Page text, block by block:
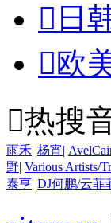
 日
欧
热搜
雨禾| 杨宵|
野| Various Artists/
泰亨| DJ何鹏/云菲